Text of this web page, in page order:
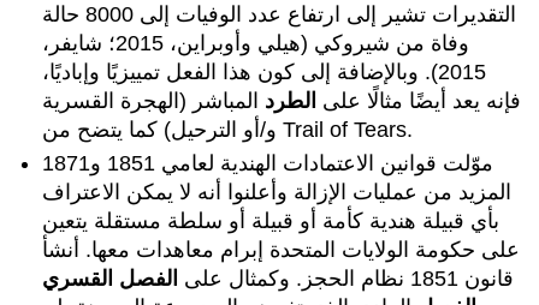
التقديرات تشير إلى ارتفاع عدد الوفيات إلى 8000 حالة
وفاة من شيروكي (هيلي وأوبراين، 2015؛ شايفر،
2015). وبالإضافة إلى كون هذا الفعل تمييزيًا وإباديًا،
فإنه يعد أيضًا مثالًا على الطرد المباشر (الهجرة القسرية
و/أو الترحيل) كما يتضح من Trail of Tears.
موّلت قوانين الاعتمادات الهندية لعامي 1851 و1871
المزيد من عمليات الإزالة وأعلنوا أنه لا يمكن الاعتراف
بأي قبيلة هندية كأمة أو قبيلة أو سلطة مستقلة يتعين
على حكومة الولايات المتحدة إبرام معاهدات معها. أنشأ
قانون 1851 نظام الحجز. وكمثال على
الفصل القسري